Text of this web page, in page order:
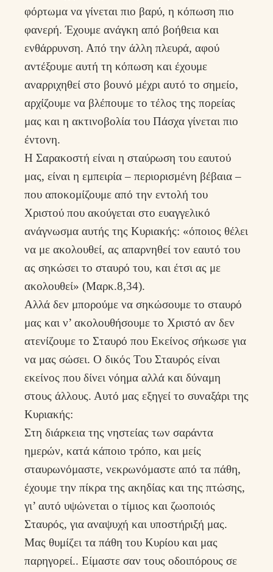
φόρτωμα να γίνεται πιο βαρύ, η κόπωση πιο
φανερή. Έχουμε ανάγκη από βοήθεια και
ενθάρρυνση. Από την άλλη πλευρά, αφού
αντέξουμε αυτή τη κόπωση και έχουμε
αναρριχηθεί στο βουνό μέχρι αυτό το σημείο,
αρχίζουμε να βλέπουμε το τέλος της πορείας
μας και η ακτινοβολία του Πάσχα γίνεται πιο
έντονη.
Η Σαρακοστή είναι η σταύρωση του εαυτού
μας, είναι η εμπειρία – περιορισμένη βέβαια –
που αποκομίζουμε από την εντολή του
Χριστού που ακούγεται στο ευαγγελικό
ανάγνωσμα αυτής της Κυριακής: «όποιος θέλει
να με ακολουθεί, ας απαρνηθεί τον εαυτό του
ας σηκώσει το σταυρό του, και έτσι ας με
ακολουθεί» (Μαρκ.8,34).
Αλλά δεν μπορούμε να σηκώσουμε το σταυρό
μας και ν’ ακολουθήσουμε το Χριστό αν δεν
ατενίζουμε το Σταυρό που Εκείνος σήκωσε για
να μας σώσει. Ο δικός Του Σταυρός είναι
εκείνος που δίνει νόημα αλλά και δύναμη
στους άλλους. Αυτό μας εξηγεί το συναξάρι της
Κυριακής:
Στη διάρκεια της νηστείας των σαράντα
ημερών, κατά κάποιο τρόπο, και μείς
σταυρωνόμαστε, νεκρωνόμαστε από τα πάθη,
έχουμε την πίκρα της ακηδίας και της πτώσης,
γι’ αυτό υψώνεται ο τίμιος και ζωοποιός
Σταυρός, για αναψυχή και υποστήριξή μας.
Μας θυμίζει τα πάθη του Κυρίου και μας
παρηγορεί.. Είμαστε σαν τους οδοιπόρους σε